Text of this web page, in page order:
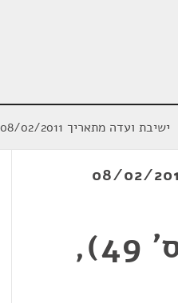
ישיבת ועדה מתאריך 08/02/2011
ושידורים) (תיקון מס' 49),